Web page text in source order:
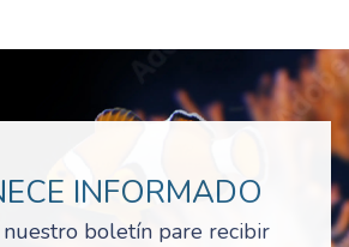
INFORMADO
boletín pare recibir